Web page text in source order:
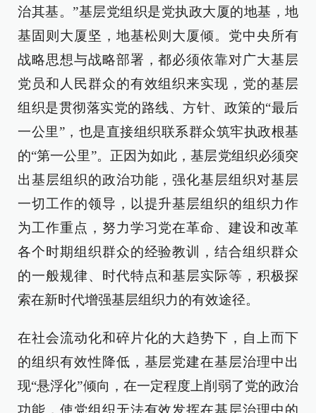
治其基。”基层党组织是党执政大厦的地基，地
基固则大厦坚，地基松则大厦倾。党中央所有
战略思想与战略部署，都必须依靠对广大基层
党员和人民群众的有效组织来实现，党的基层
组织是贯彻落实党的路线、方针、政策的“最后
一公里”，也是直接组织联系群众筑牢执政根基
的“第一公里”。正因为如此，基层党组织必须突
出基层组织的政治功能，强化基层组织对基层
一切工作的领导，以提升基层组织的组织力作
为工作重点，努力学习党在革命、建设和改革
各个时期组织群众的经验教训，结合组织群众
的一般规律、时代特点和基层实际等，积极探
索在新时代增强基层组织力的有效途径。
在社会流动化和碎片化的大趋势下，自上而下
的组织有效性降低，基层党建在基层治理中出
现“悬浮化”倾向，在一定程度上削弱了党的政治
功能，使党组织无法有效发挥在基层治理中的